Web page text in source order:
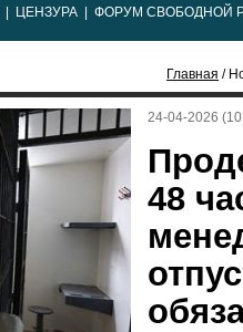
ЦЕНЗУРА ФОРУМ СВОБОДНОЙ
Главная /
24-04-2026
48